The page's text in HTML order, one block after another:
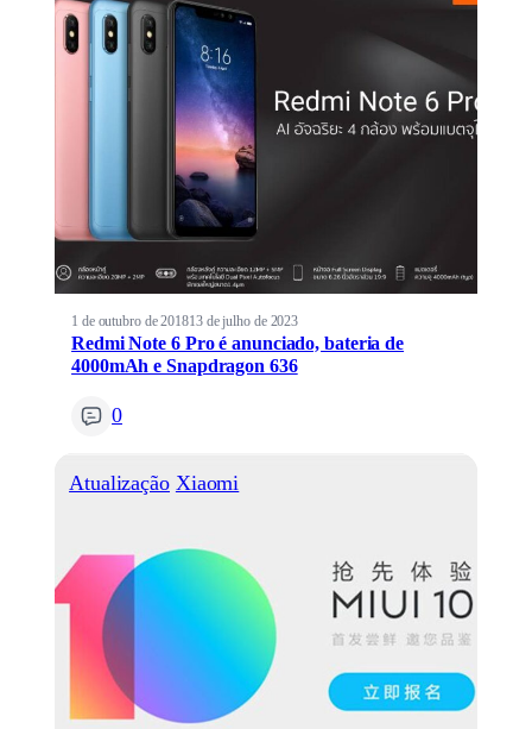
1 de outubro de 201813 de julho de 2023
Redmi Note 6 Pro é anunciado, bateria de
4000mAh e Snapdragon 636
0
Atualização Xiaomi